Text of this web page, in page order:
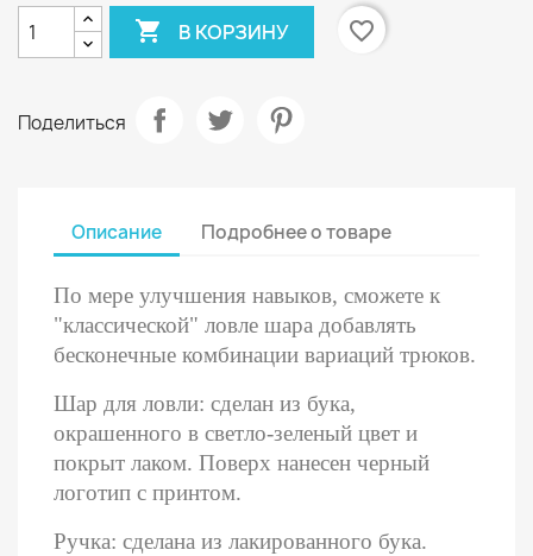
 В КОРЗИНУ favorite_border
Поделиться
Описание Подробнее о товаре
По мере улучшения навыков, сможете к
"классической" ловле шара добавлять
бесконечные комбинации вариаций трюков.
Шар для ловли: сделан из бука,
окрашенного в светло-зеленый цвет и
покрыт лаком. Поверх нанесен черный
логотип с принтом.
Ручка: сделана из лакированного бука.